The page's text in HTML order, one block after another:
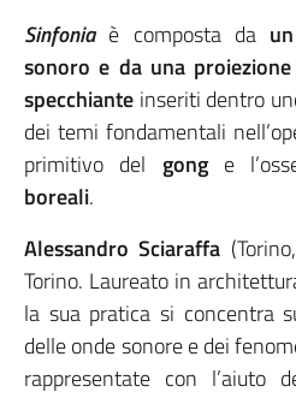
Sinfonia è composta da
sonoro e da una
specchiante inseriti dentro
dei temi fondamentali
primitivo del gonge
boreali.
Alessandro Sciaraffa
Torino. Laureato in
la sua pratica si concentra
delle onde sonore e dei
rappresentate con l’aiuto